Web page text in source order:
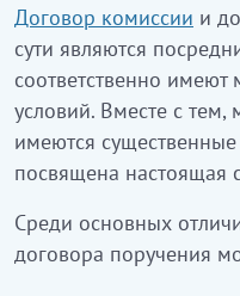
Договор комиссии и
сути являются
соответственно
условий. Вместе с
имеются
посвящена настоящая
Среди основных
договора поручения